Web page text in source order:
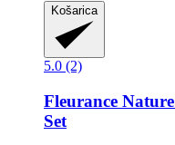
Košarica
5.0 (2)
Fleurance Nature
Set